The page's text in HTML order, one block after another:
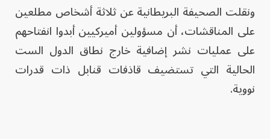
ونقلت الصحيفة البريطانية عن ثلاثة أشخاص مطلعين
على المناقشات، أن مسؤولين أميركيين أبدوا انفتاحهم
على عمليات نشر إضافية خارج نطاق الدول الست
الحالية التي تستضيف قاذفات قنابل ذات قدرات
نووية.